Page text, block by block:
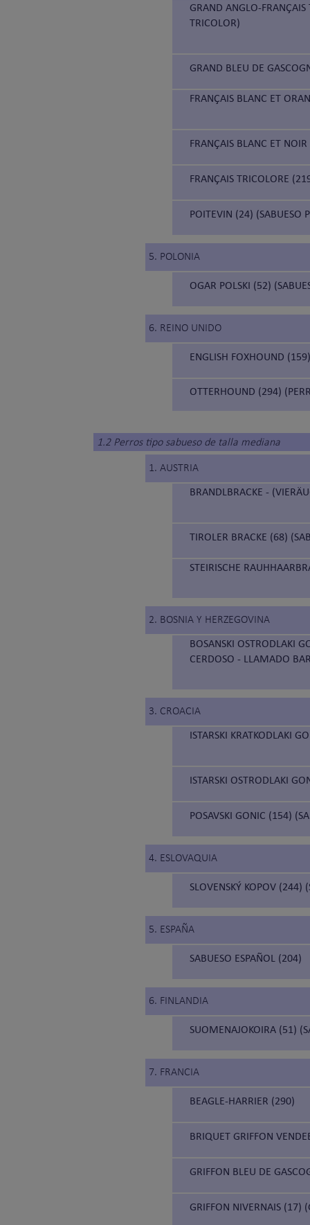
GRAND ANGLO-
TRICOLOR)
GRAND BLEU DE
FRANÇAIS BLANC ET
FRANÇAIS BLANC ET
FRANÇAIS TRICOLORE
POITEVIN (24) (SABUESO
5. POLONIA
OGAR POLSKI (52)
6. REINO UNIDO
ENGLISH FOXHOUND
OTTERHOUND (294)
1.2 Perros tipo sabueso de talla mediana
1. AUSTRIA
BRANDLBRACKE -
TIROLER BRACKE (68)
STEIRISCHE
2. BOSNIA Y HERZEGOVINA
BOSANSKI OSTRODLAKI
CERDOSO - LLAMADO
3. CROACIA
ISTARSKI KRATKODLAKI
ISTARSKI OSTRODLAKI
POSAVSKI GONIC (154)
4. ESLOVAQUIA
SLOVENSKÝ KOPOV (244)
5. ESPAÑA
SABUESO ESPAÑOL (204)
6. FINLANDIA
SUOMENAJOKOIRA (51)
7. FRANCIA
BEAGLE-HARRIER (290)
BRIQUET GRIFFON
GRIFFON BLEU DE
GRIFFON NIVERNAIS (17)